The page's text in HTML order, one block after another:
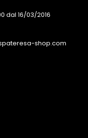
dal 16/03/2016
shop.com